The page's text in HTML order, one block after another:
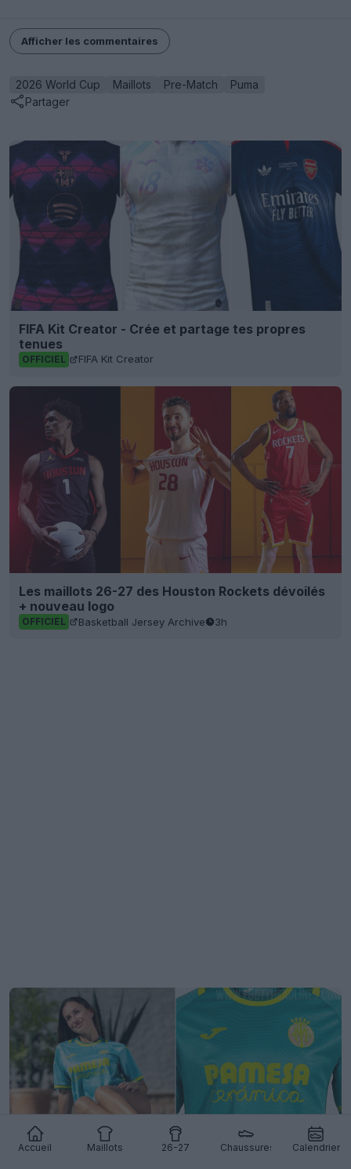
Accueil Maillots 26-27 Chaussures Calendrier
Afficher les commentaires
2026 World Cup Maillots Pre-Match
Puma
Partager
FIFA Kit Creator - Crée et partage tes propres
tenues
OFFICIEL FIFA Kit Creator
Les maillots 26-27 des Houston Rockets dévoilés
+ nouveau logo
OFFICIEL Basketball Jersey Archive 3h